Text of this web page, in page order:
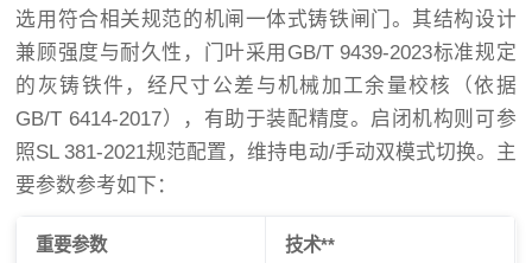
选用符合相关规范的机闸一体式铸铁闸门。其结构设计
兼顾强度与耐久性，门叶采用GB/T 9439-2023标准规定
的灰铸铁件，经尺寸公差与机械加工余量校核（依据
GB/T 6414-2017），有助于装配精度。启闭机构则可参
照SL 381-2021规范配置，维持电动/手动双模式切换。主
要参数参考如下：
重要参数 技术**